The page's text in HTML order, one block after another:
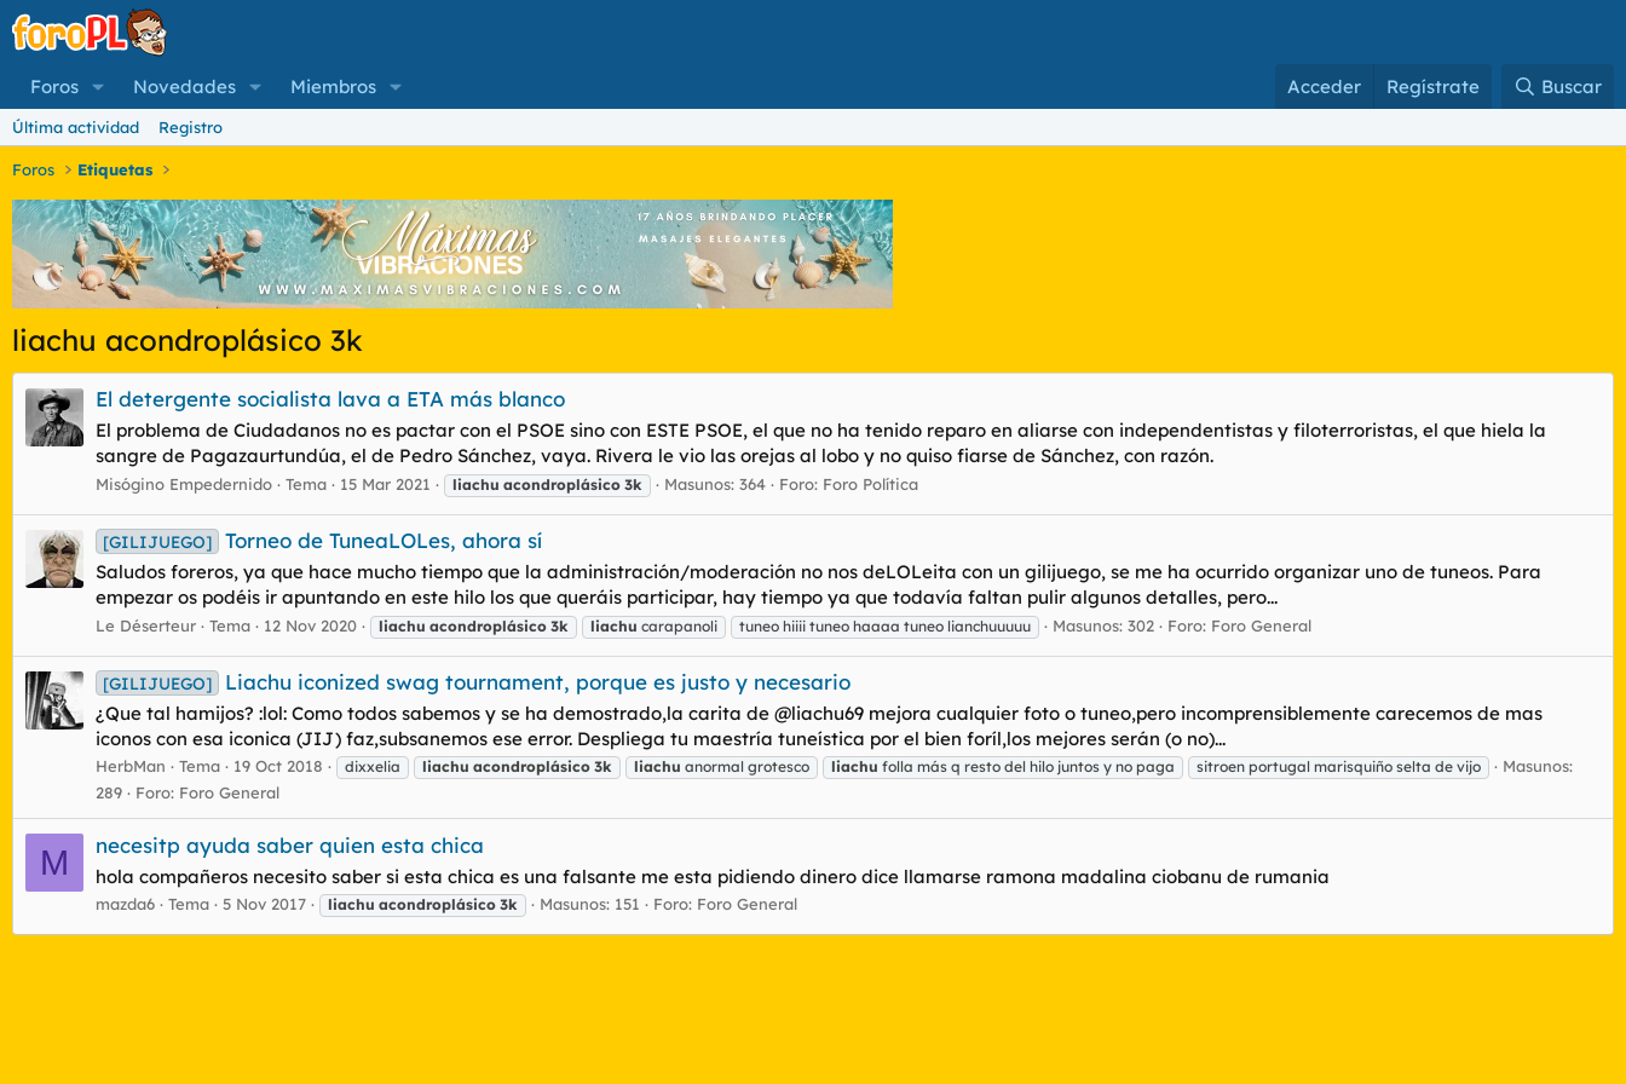
Foros Novedades Miembros Acceder Regístrate Buscar
Última actividad Registro
Foros Etiquetas
liachu acondroplásico 3k
El detergente socialista lava a ETA más blanco
El problema de Ciudadanos no es pactar con el PSOE sino con ESTE PSOE, el que no ha tenido reparo en aliarse con independentistas y filoterroristas, el que hiela la
sangre de Pagazaurtundúa, el de Pedro Sánchez, vaya. Rivera le vio las orejas al lobo y no quiso fiarse de Sánchez, con razón.
Misógino Empedernido Tema 15 Mar 2021 liachu acondroplásico 3k Masunos: 364 Foro: Foro Política
[GILIJUEGO] Torneo de TuneaLOLes, ahora sí
Saludos foreros, ya que hace mucho tiempo que la administración/moderación no nos deLOLeita con un gilijuego, se me ha ocurrido organizar uno de tuneos. Para
empezar os podéis ir apuntando en este hilo los que queráis participar, hay tiempo ya que todavía faltan pulir algunos detalles, pero...
Le Déserteur Tema 12 Nov 2020 liachu acondroplásico 3k liachu carapanoli tuneo hiiii tuneo haaaa tuneo lianchuuuuu Masunos: 302 Foro: Foro General
[GILIJUEGO] Liachu iconized swag tournament, porque es justo y necesario
¿Que tal hamijos? :lol: Como todos sabemos y se ha demostrado,la carita de @liachu69 mejora cualquier foto o tuneo,pero incomprensiblemente carecemos de mas
iconos con esa iconica (JIJ) faz,subsanemos ese error. Despliega tu maestría tuneística por el bien foríl,los mejores serán (o no)...
HerbMan Tema 19 Oct 2018 dixxelia liachu acondroplásico 3k liachu anormal grotesco liachu folla más q resto del hilo juntos y no paga sitroen portugal marisquiño selta de vijo
Masunos:
289
Foro: Foro General
M necesitp ayuda saber quien esta chica
hola compañeros necesito saber si esta chica es una falsante me esta pidiendo dinero dice llamarse ramona madalina ciobanu de rumania
mazda6 Tema 5 Nov 2017 liachu acondroplásico 3k Masunos: 151 Foro: Foro General